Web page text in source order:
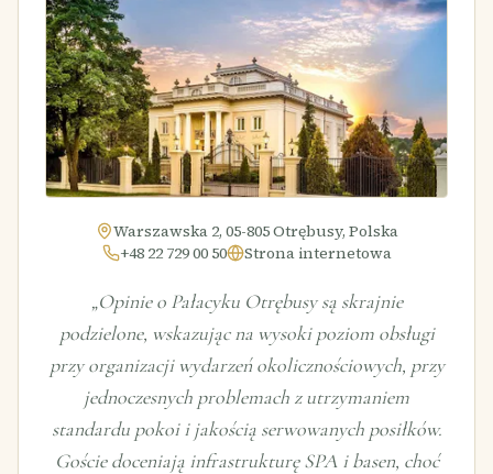
Warszawska 2, 05-805 Otrębusy, Polska
+48 22 729 00 50
Strona internetowa
„Opinie o Pałacyku Otrębusy są skrajnie
podzielone, wskazując na wysoki poziom obsługi
przy organizacji wydarzeń okolicznościowych, przy
jednoczesnych problemach z utrzymaniem
standardu pokoi i jakością serwowanych posiłków.
Goście doceniają infrastrukturę SPA i basen, choć